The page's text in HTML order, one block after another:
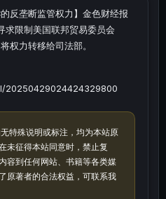
反垄断监管权力】金色财经报
求限制美国联邦贸易委员会
权力转移给司法部。
20250429024424329800
特殊说明或标注，均为本站原
未征得本站同意时，禁止复
容到任何网站、书籍等各类媒
原著者的合法权益，可联系我